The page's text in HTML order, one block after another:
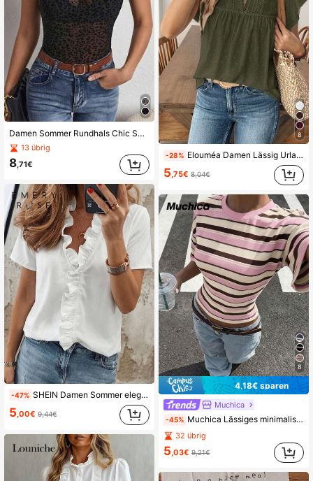
Damen Sommer Rundhals Chic Sexy Transparenter Rücken Leoparden Muster Crop Top, Damen Schwarzes Tier Muster Modisches Sexy Flockiges Halb-Durchsichtiges Transparentes Strick Cami Top, Geeignet für den täglichen Gebrauch, Straße, Singles Party, Bühne und Konzert lässig
13 übrig
8 ,71€
-47% SHEIN Damen Sommer elegante Basic weiße V-Ausschnitt Rüschenbesatz Kurzarm Bluse, schickes einfarbiges Arbeits- und Golfhemd, lässige Oberteile für Schule, Reisen, Strand, Büro
5,00€ 9,44€
8
-28% Elouméa Damen Lässig Urlaub Einfarbig Cutout Spitze V-Ausschnitt Volantärmel Bluse, Frühling/Sommer
5,75€ 8,04€
8
4,18€ sparen
Muchica
-45% Muchica Lässiges minimalistisches Stil Sport asymmetrisches Streifendesign rosa T-Shirt für Frauen, vielseitiger Street-Style, geeignet für Frühling/Sommer
32 übrig
5 ,03€ 9,21€